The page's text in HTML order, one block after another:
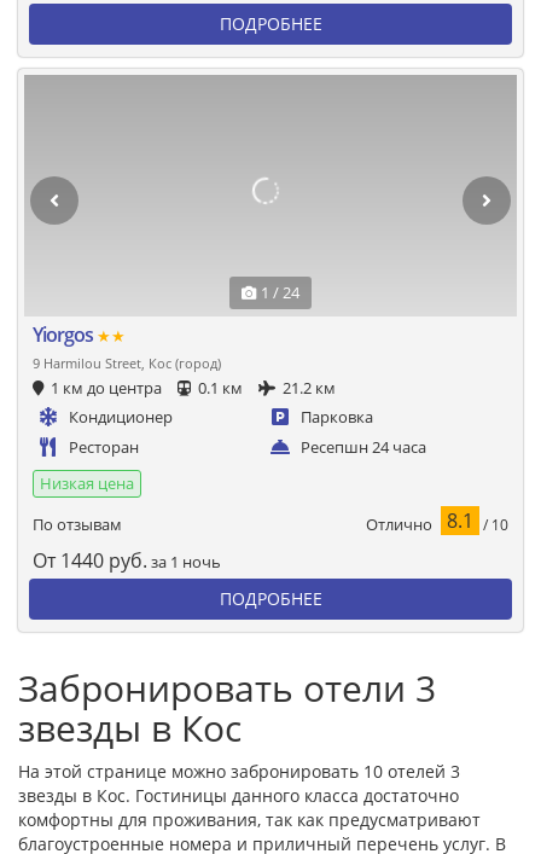
ПОДРОБНЕЕ
1 / 24
Yiorgos ★★
9 Harmilou Street, Кос (город)
1 км до центра 0.1 км
21.2 км
Кондиционер
Парковка
Ресторан
Ресепшн 24 часа
Низкая цена
По отзывам
Отлично 8.1 / 10
От 1440 руб. за 1 ночь
ПОДРОБНЕЕ
Забронировать отели 3
звезды в Кос
На этой странице можно забронировать 10 отелей 3
звезды в Кос. Гостиницы данного класса достаточно
комфортны для проживания, так как предусматривают
благоустроенные номера и приличный перечень услуг. В